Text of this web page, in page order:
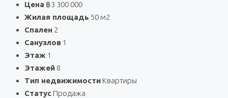
Цена ฿3 300 000
Жилая площадь 50 м2
Спален 2
Санузлов 1
Этаж 1
Этажей 8
Тип недвижимости Квартиры
Статус Продажа